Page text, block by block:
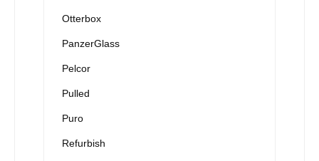
Otterbox
PanzerGlass
Pelcor
Pulled
Puro
Refurbish